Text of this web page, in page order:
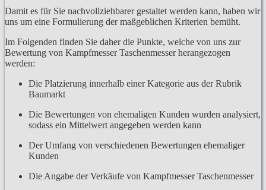
Damit es für Sie nachvollziehbarer gestaltet werden kann, haben wir
uns um eine Formulierung der maßgeblichen Kriterien bemüht.
Im Folgenden finden Sie daher die Punkte, welche von uns zur
Bewertung von Kampfmesser Taschenmesser herangezogen
werden:
Die Platzierung innerhalb einer Kategorie aus der Rubrik
Baumarkt
Die Bewertungen von ehemaligen Kunden wurden analysiert,
sodass ein Mittelwert angegeben werden kann
Der Umfang von verschiedenen Bewertungen ehemaliger
Kunden
Die Angabe der Verkäufe von Kampfmesser Taschenmesser